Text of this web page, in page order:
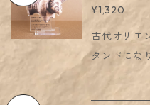
示品を見つけ
・厚み3mm
す。アクキ
¥1,320
古代オリエ
タンドにな
ャプション